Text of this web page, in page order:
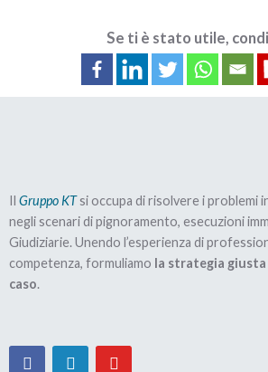
Se ti è stato utile,
Il Gruppo KTsi occupa di risolvere i problemi
negli scenari di pignoramento, esecuzioni
Giudiziarie. Unendo l’esperienza di
competenza, formuliamo la strategia
caso.